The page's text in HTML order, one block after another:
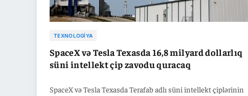
TEXNOLOGIYA
SpaceX və Tesla Texasda 16,8 milyard dollarlıq
süni intellekt çip zavodu quracaq
SpaceX və Tesla Texasda Terafab adlı süni intellekt çiplərinin